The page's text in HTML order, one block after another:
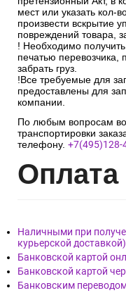
мест или указать кол-
произвести вскрытие
повреждений товара,
! Необходимо
печатью
забрать груз.
!Все требуемые для
предоставлены для
компании.
По любым вопросам
транспортировки
телефону. +7(495)128-
Оплата
Наличными при
курьерской доставкой)
Банковской картой
Банковской картой
Банковским